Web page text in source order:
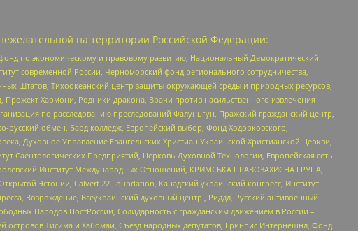
на территории Российской Федерации:
по экономическому и правовому развитию, Национальный Демократический
современной России, Черноморский фонд регионального сотрудничества,
Штатов, Тихоокеанский центр защиты окружающей среды и природных ресурсов,
Хармони, Родники дракона, Врачи против насильственного извлечения
по расследованию преследований Фалуньгун, Пражский гражданский центр,
обмен, Бард колледж, Европейский выбор, Фонд Ходорковского,
Духовное Управление Евангельских Христиан Украинской Христианской Церкви,
Саентологических Предприятий, Церковь Духовной Технологии, Европейская сеть
Институт Международных Отношений, КРИМСЬКА ПРАВОЗАХИСНА ГРУПА,
Эстонии, Calvert 22 Foundation, Канадский украинский конгресс, Институт
Возрождение, Всеукраинский духовный центр , Риддл, Русский антивоенный
Народов ПостРоссии, Солидарность с гражданским движением в России –
островов Тисима и Хабомаи, Съезд народных депутатов, Гринпис Интернешнл, Фонд